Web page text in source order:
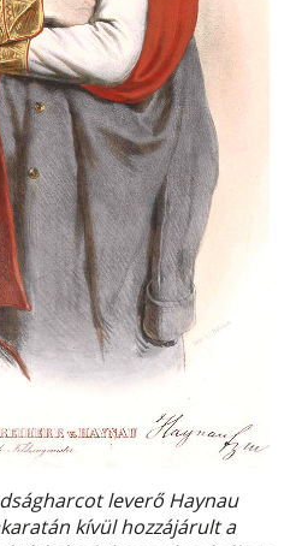
leverő Haynau
kívül hozzájárult a